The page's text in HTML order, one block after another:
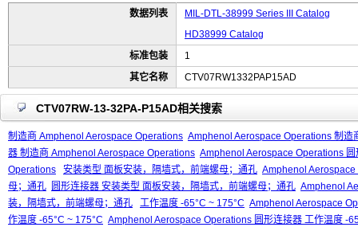
数据列表
MIL-DTL-38999 Series III Catalog
HD38999 Catalog
标准包装
1
其它名称
CTV07RW1332PAP15AD
CTV07RW-13-32PA-P15AD相关搜索
制造商 Amphenol Aerospace Operations Amphenol Aerospace Operations 制
器 制造商 Amphenol Aerospace Operations Amphenol Aerospace Operations
Operations
安装类型 面板安装，隔墙式，前端螺母；通孔 Amphenol
母；通孔 圆形连接器 安装类型 面板安装，隔墙式，前端螺母；通孔 Amphenol
装，隔墙式，前端螺母；通孔
工作温度 -65°C ~ 175°C Amphenol Aerospace
作温度 -65°C ~ 175°C Amphenol Aerospace Operations 圆形连接器 工作温度 -